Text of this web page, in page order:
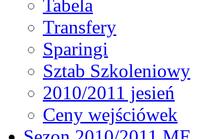
Tabela
Transfery
Sparingi
Sztab Szkoleniowy
2010/2011 jesień
Ceny wejściówek